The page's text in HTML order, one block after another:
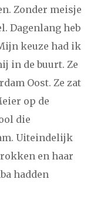
Zonder meisje
Dagenlang heb
keuze had ik
in de buurt. Ze
Oost. Ze zat
op de
die
Uiteindelijk
en haar
hadden